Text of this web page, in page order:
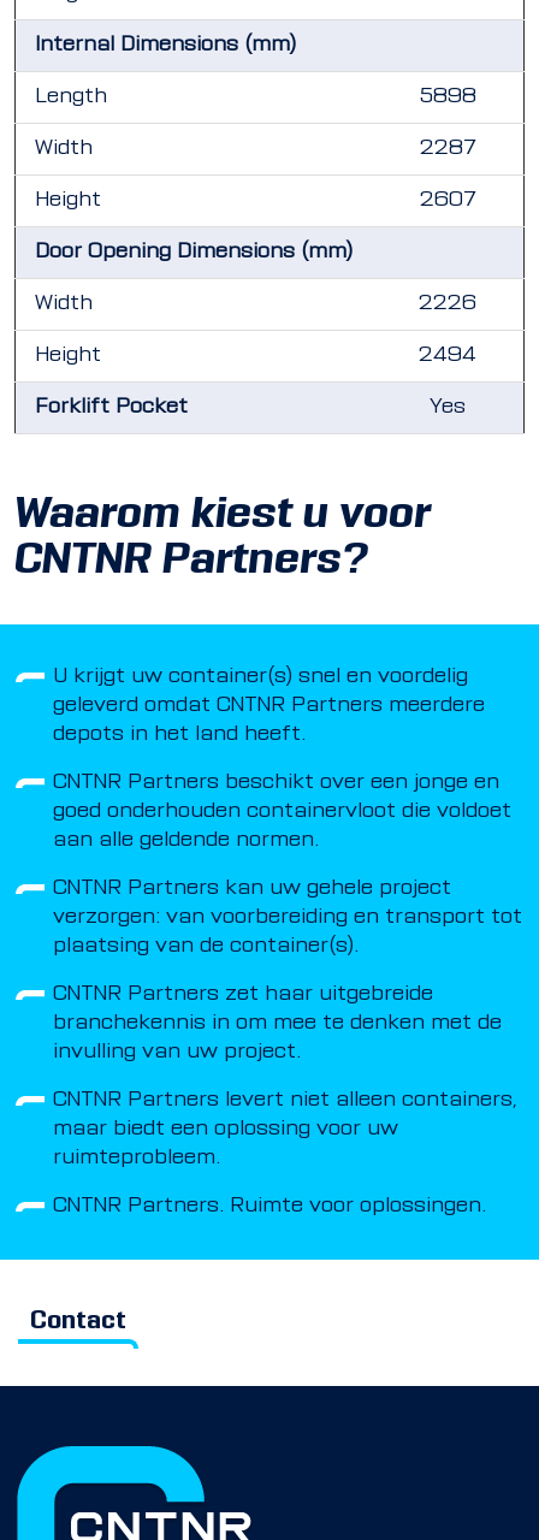
Internal Dimensions (mm)
Length 5898
Width 2287
Height 2607
Door Opening Dimensions (mm)
Width 2226
Height 2494
Forklift Pocket Yes
Waarom kiest u voor
CNTNR Partners?
U krijgt uw container(s) snel en voordelig
geleverd omdat CNTNR Partners meerdere
depots in het land heeft.
CNTNR Partners beschikt over een jonge en
goed onderhouden containervloot die voldoet
aan alle geldende normen.
CNTNR Partners kan uw gehele project
verzorgen: van voorbereiding en transport tot
plaatsing van de container(s).
CNTNR Partners zet haar uitgebreide
branchekennis in om mee te denken met de
invulling van uw project.
CNTNR Partners levert niet alleen containers,
maar biedt een oplossing voor uw
ruimteprobleem.
CNTNR Partners. Ruimte voor oplossingen.
Contact